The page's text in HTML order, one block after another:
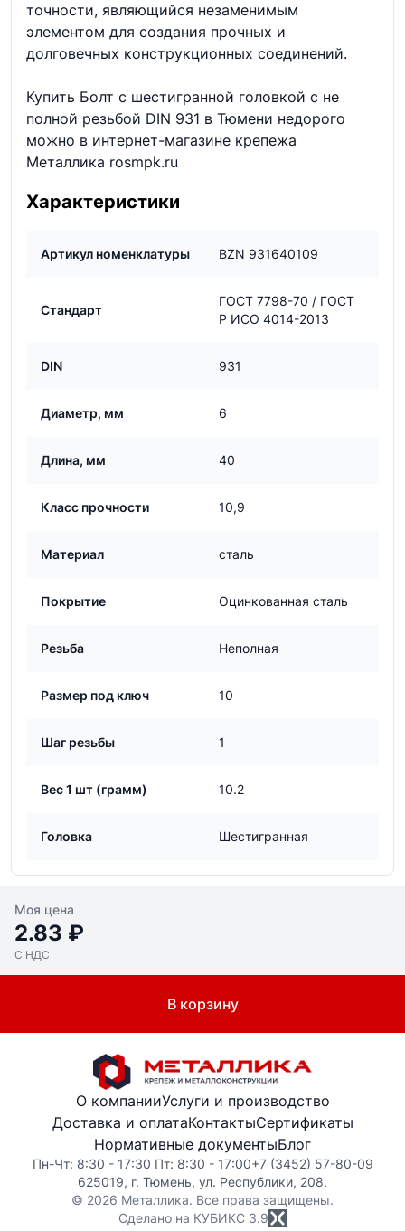
точности, являющийся незаменимым
элементом для создания прочных и
долговечных конструкционных соединений.
Купить Болт с шестигранной головкой с не
полной резьбой DIN 931 в Тюмени недорого
можно в интернет-магазине крепежа
Металлика rosmpk.ru
Характеристики
Артикул номенклатуры BZN 931640109
Стандарт
ГОСТ 7798-70 / ГОСТ
Р ИСО 4014-2013
DIN 931
Диаметр, мм 6
Длина, мм 40
Класс прочности 10,9
Материал сталь
Покрытие Оцинкованная сталь
Резьба Неполная
Размер под ключ 10
Шаг резьбы 1
Вес 1 шт (грамм) 10.2
Головка Шестигранная
Моя цена
2.83 ₽
С НДС
В корзину
О компанииУслуги и производство
Доставка и оплатаКонтактыСертификаты
Нормативные документыБлог
Пн-Чт: 8:30 - 17:30 Пт: 8:30 - 17:00+7 (3452) 57-80-09
625019, г. Тюмень, ул. Республики, 208.
© 2026 Металлика. Все права защищены.
Сделано на КУБИКС 3.9